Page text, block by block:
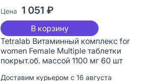
Цена 1 051 ₽
В корзину
Tetralab Витаминный комплекс for
women Female Multiple таблетки
покрыт.об. массой 1100 мг 60 шт
Доставим курьером с 16 августа